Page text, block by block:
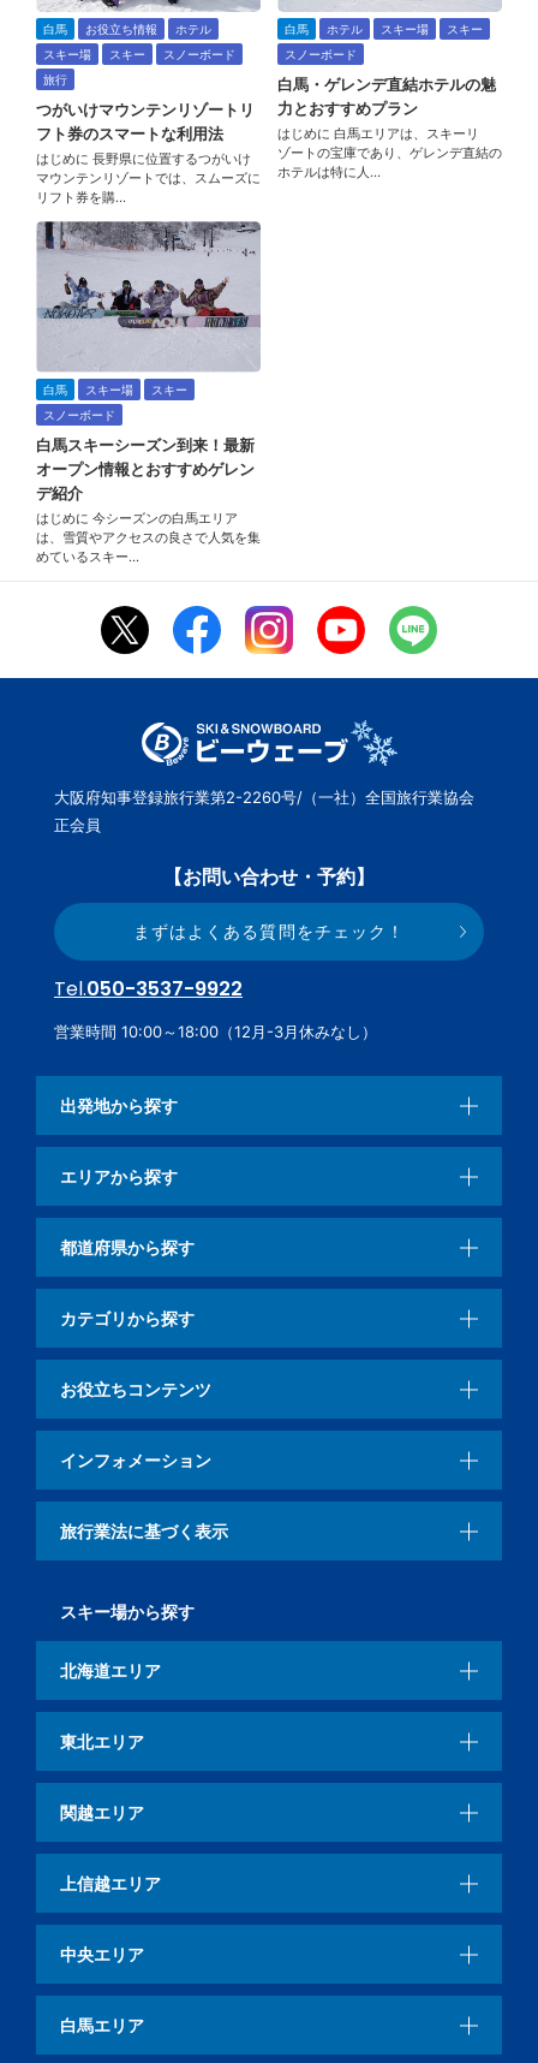
白馬 お役立ち情報
ホテル
スキー場
スキー
スノーボード
旅行
つがいけマウンテンリゾートリ
フト券のスマートな利用法
はじめに 長野県に位置するつがいけ
マウンテンリゾートでは、スムーズに
リフト券を購…
白馬 ホテル スキー場
スキー
スノーボード
白馬・ゲレンデ直結ホテルの魅
力とおすすめプラン
はじめに 白馬エリアは、スキーリ
ゾートの宝庫であり、ゲレンデ直結の
ホテルは特に人…
白馬 スキー場
スキー
スノーボード
白馬スキーシーズン到来！最新
オープン情報とおすすめゲレン
デ紹介
はじめに 今シーズンの白馬エリア
は、雪質やアクセスの良さで人気を集
めているスキー…
大阪府知事登録旅行業第2-2260号/（一社）全国旅行業協会
正会員
【お問い合わせ・予約】
まずはよくある質問をチェック！
Tel.050-3537-9922
営業時間 10:00～18:00（12月-3月休みなし）
出発地から探す
エリアから探す
都道府県から探す
カテゴリから探す
お役立ちコンテンツ
インフォメーション
旅行業法に基づく表示
スキー場から探す
北海道エリア
東北エリア
関越エリア
上信越エリア
中央エリア
白馬エリア